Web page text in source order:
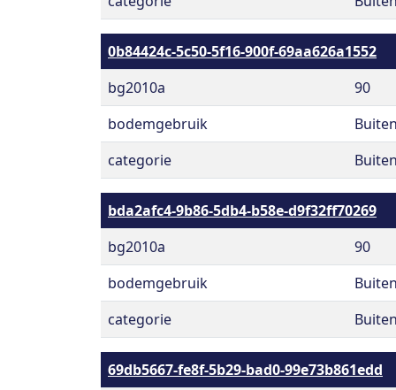
0b84424c-5c50-5f16-900f-69aa626a1552
bg2010a
90
bodemgebruik
categorie
bda2afc4-9b86-5db4-b58e-d9f32ff70269
bg2010a
90
bodemgebruik
categorie
69db5667-fe8f-5b29-bad0-99e73b861edd